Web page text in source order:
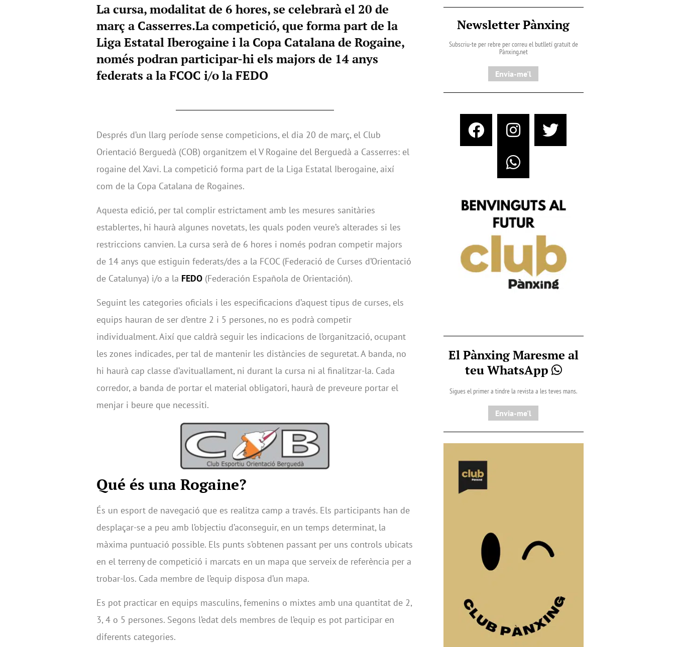
La cursa, modalitat de 6 hores, se celebrarà el 20 de
març a Casserres.La competició, que forma part de la
Liga Estatal Iberogaine i la Copa Catalana de Rogaine,
només podran participar-hi els majors de 14 anys
federats a la FCOC i/o la FEDO
Després d’un llarg període sense competicions, el dia 20 de març, el Club
Orientació Berguedà (COB) organitzem el V Rogaine del Berguedà a Casserres: el
rogaine del Xavi. La competició forma part de la Liga Estatal Iberogaine, així
com de la Copa Catalana de Rogaines.
Aquesta edició, per tal complir estrictament amb les mesures sanitàries
establertes, hi haurà algunes novetats, les quals poden veure’s alterades si les
restriccions canvien. La cursa serà de 6 hores i només podran competir majors
de 14 anys que estiguin federats/des a la FCOC (Federació de Curses d’Orientació
de Catalunya) i/o a la FEDO (Federación Española de Orientación).
Seguint les categories oficials i les especificacions d’aquest tipus de curses, els
equips hauran de ser d’entre 2 i 5 persones, no es podrà competir
individualment. Així que caldrà seguir les indicacions de l’organització, ocupant
les zones indicades, per tal de mantenir les distàncies de seguretat. A banda, no
hi haurà cap classe d’avituallament, ni durant la cursa ni al finalitzar-la. Cada
corredor, a banda de portar el material obligatori, haurà de preveure portar el
menjar i beure que necessiti.
Qué és una Rogaine?
És un esport de navegació que es realitza camp a través. Els participants han de
desplaçar-se a peu amb l’objectiu d’aconseguir, en un temps determinat, la
màxima puntuació possible. Els punts s’obtenen passant per uns controls ubicats
en el terreny de competició i marcats en un mapa que serveix de referència per a
trobar-los. Cada membre de l’equip disposa d’un mapa.
Es pot practicar en equips masculins, femenins o mixtes amb una quantitat de 2,
3, 4 o 5 persones. Segons l’edat dels membres de l’equip es pot participar en
diferents categories.
Newsletter Pànxing
Subscriu-te per rebre per correu el butlletí gratuït de
Pànxing.net​
Envia-me'l
El Pànxing Maresme al
teu WhatsApp
Sigues el primer a tindre la revista a les teves mans.
Envia-me'l